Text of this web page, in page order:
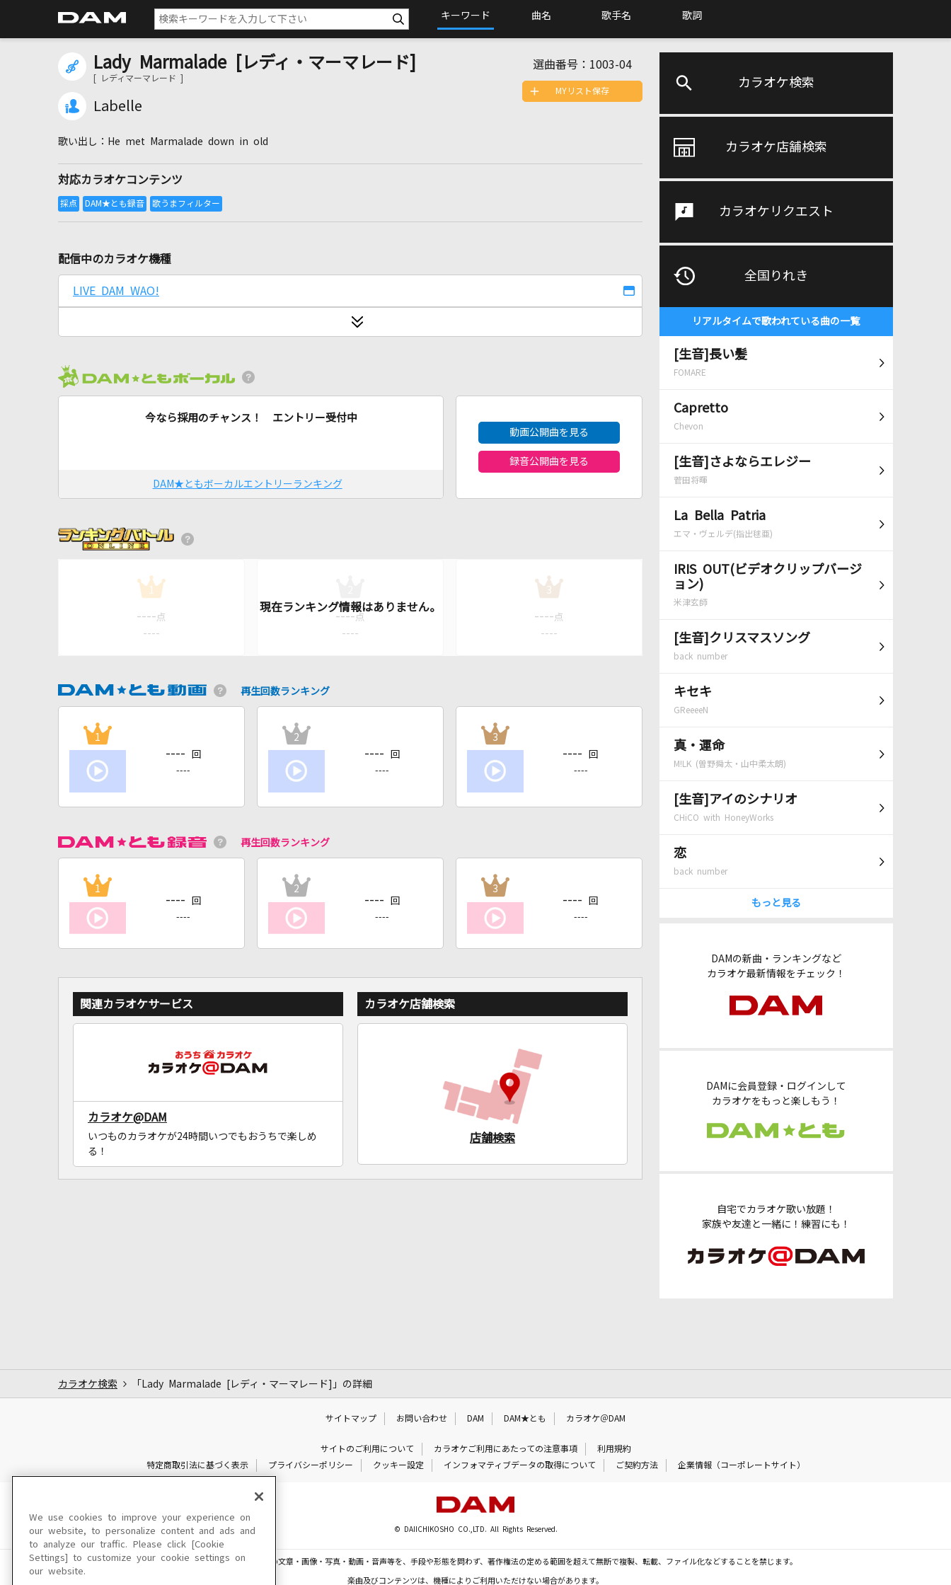
キーワード 曲名 歌手名 歌詞
カラオケ検索
カラオケ店舗検索
カラオケリクエスト
全国りれき
リアルタイムで歌われている曲の一覧
[生音]長い髪
FOMARE
Capretto
Chevon
[生音]さよならエレジー
菅田将暉
La Bella Patria
エマ・ヴェルデ(指出毬亜)
IRIS OUT(ビデオクリップバージ
ョン)
米津玄師
[生音]クリスマスソング
back number
キセキ
GReeeeN
真・運命
M!LK (曽野舜太・山中柔太朗)
[生音]アイのシナリオ
CHiCO with HoneyWorks
恋
back number
もっと見る
DAMの新曲・ランキングなど
カラオケ最新情報をチェック！
DAMに会員登録・ログインして
カラオケをもっと楽しもう！
自宅でカラオケ歌い放題！
家族や友達と一緒に！練習にも！
Lady Marmalade [レディ・マーマレード]
[ レディマーマレード ]
Labelle
選曲番号： 1003-04
He met Marmalade down in old
対応カラオケコンテンツ
MYリスト保存
配信中のカラオケ機種
LIVE DAM WAO!
今なら採用のチャンス！ エントリー受付中
DAM★ともボーカルエントリーランキング
動画公開曲を見る
録音公開曲を見る
1
---- 点
----
---- 点
----
3
---- 点
----
再生回数ランキング
1
---- 回
----
2
---- 回
----
3
---- 回
----
再生回数ランキング
1
---- 回
----
2
---- 回
----
3
---- 回
----
関連カラオケサービス
カラオケ@DAM
いつものカラオケが24時間いつでもおうちで楽しめ
る！
カラオケ店舗検索
店舗検索
カラオケ検索 「Lady Marmalade [レディ・マーマレード]」の詳細
サイトマップ お問い合わせ DAM DAM★とも カラオケ＠DAM
サイトのご利用について カラオケご利用にあたっての注意事項
利用規約
特定商取引法に基づく表示
プライバシーポリシー クッキー設定 インフォマティブデータの取得について ご契約方法 企業情報（コーポレートサイト）
© DAIICHIKOSHO CO.,LTD. All Rights Reserved.
このサイトに掲載されている一切の文章・画像・写真・動画・音声等を、手段や形態を問わず、著作権法の定める範囲を超えて無断で複製、転載、ファイル化などすることを禁じます。
楽曲及びコンテンツは、機種によりご利用いただけない場合があります。
We use cookies to improve your experience on
our website, to personalize content and ads and
to analyze our traffic. Please click [Cookie
Settings] to customize your cookie settings on
our website.